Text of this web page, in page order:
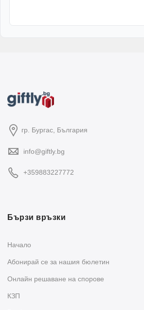
гр. Бургас, България
info@giftly.bg
+359883227772
Бързи връзки
Начало
Абонирай се за нашия бюлетин
Oнлайн решаване на спорове
КЗП